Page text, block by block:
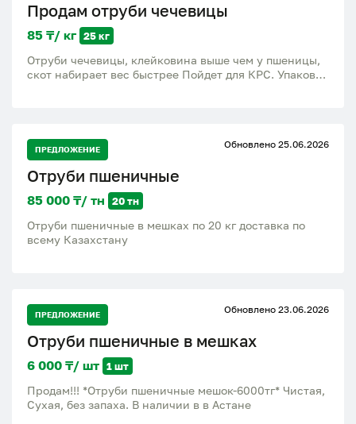
Продам отруби чечевицы
85 ₸/ кг 25 кг
Отруби чечевицы, клейковина выше чем у пшеницы,
скот набирает вес быстрее Пойдет для КРС. Упакован
ПРЕДЛОЖЕНИЕ Обновлено 25.06.2026
Отруби пшеничные
85 000 ₸/ тн 20 тн
Отруби пшеничные в мешках по 20 кг доставка по
всему Казахстану
ПРЕДЛОЖЕНИЕ Обновлено 23.06.2026
Отруби пшеничные в мешках
6 000 ₸/ шт 1 шт
Продам!!! *Отруби пшеничные мешок-6000тг* Чистая,
Сухая, без запаха. В наличии в в Астане